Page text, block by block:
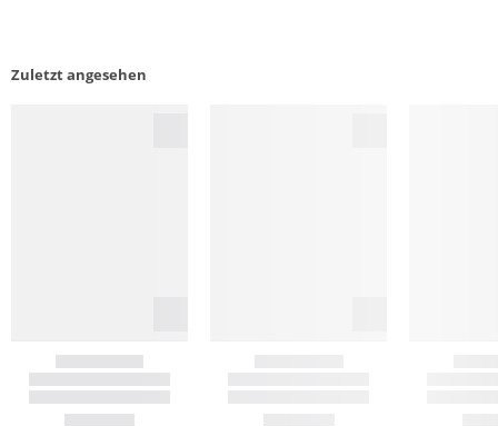
Zuletzt angesehen